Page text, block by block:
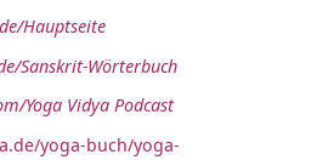
Hauptseite
Sanskrit-Wörterbuch
Yoga Vidya Podcast
yoga-buch/yoga-